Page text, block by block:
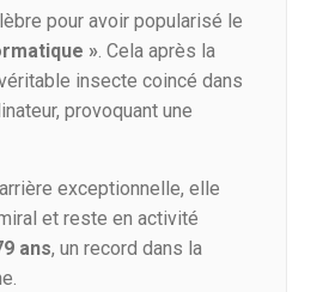
pour avoir popularisé le
». Cela après la
insecte coincé dans
provoquant une
exceptionnelle, elle
et reste en activité
ans, un record dans la